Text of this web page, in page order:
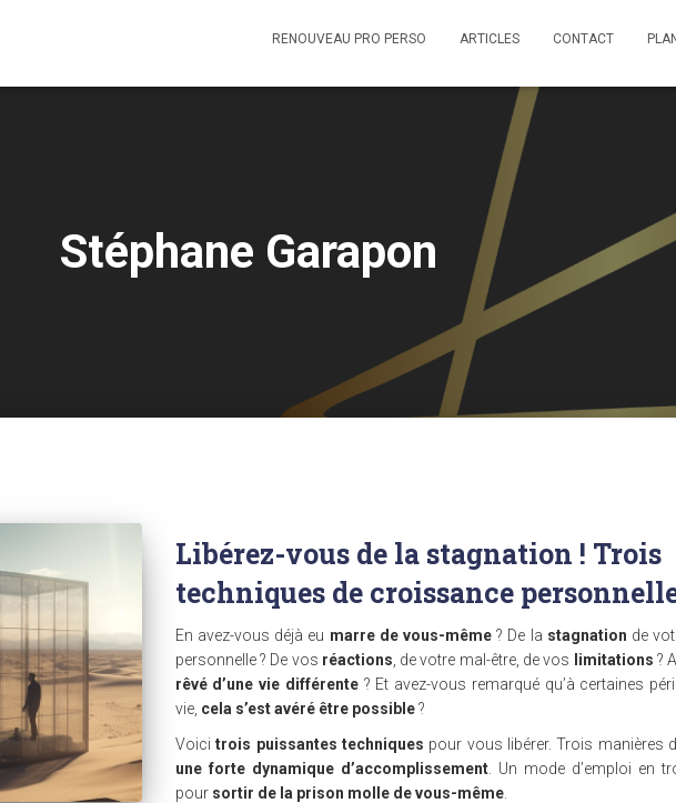
RENOUVEAU PRO PERSO ARTICLES CONTACT
Stéphane Garapon
Libérez-vous de la stagnation ! Trois
techniques de croissance
En avez-vous déjà eu marre de vous-même ? De la stagnation de
personnelle ? De vos réactions , de votre mal-être, de vos limitations ?
rêvé d’une vie différente? Et avez-vous remarqué qu’à certaines
vie, cela s’est avéré être possible?
Voicitrois puissantes techniques pour vous libérer. Trois manières
une forte dynamique d’accomplissement . Un mode d’emploi en
pour sortir de la prison molle de vous-même.